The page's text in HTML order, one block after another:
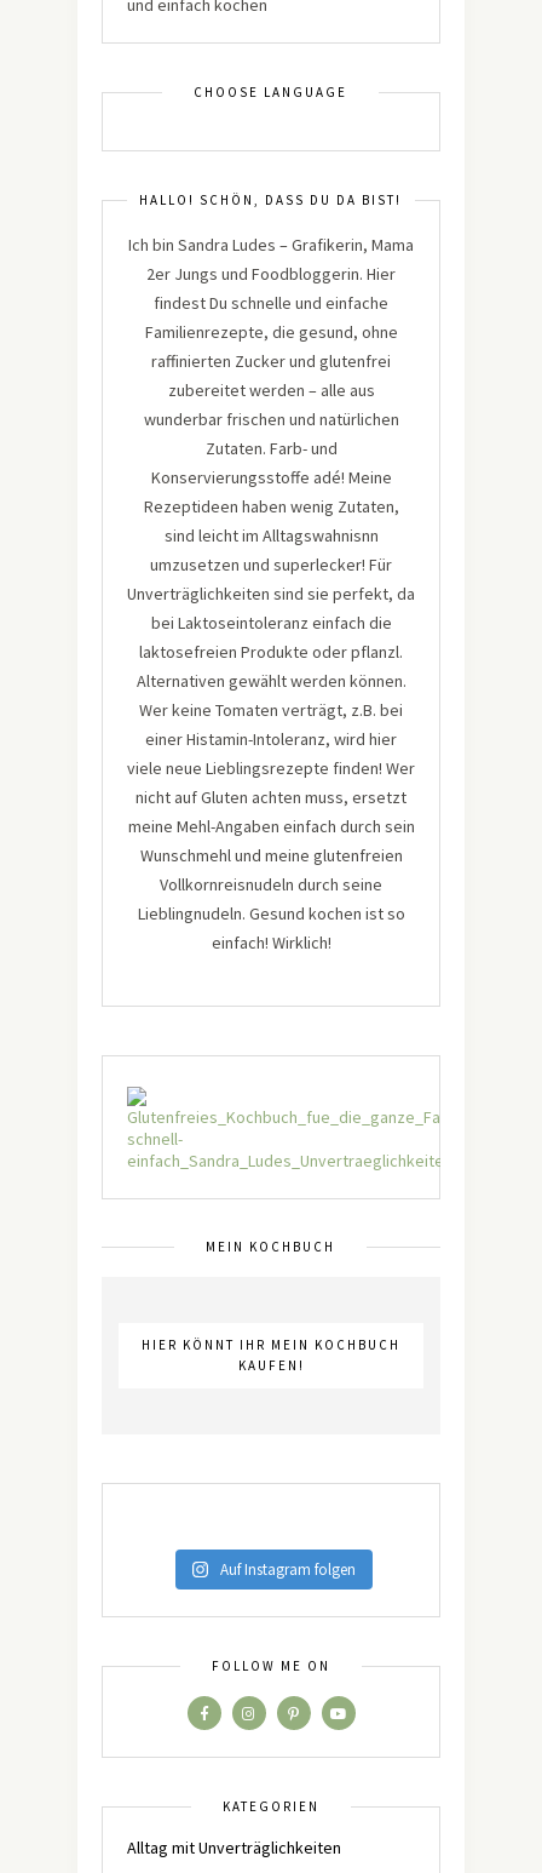
CHOOSE LANGUAGE
HALLO! SCHÖN, DASS DU DA BIST!
Ich bin Sandra Ludes – Grafikerin, Mama
2er Jungs und Foodbloggerin. Hier
findest Du schnelle und einfache
Familienrezepte, die gesund, ohne
raffinierten Zucker und glutenfrei
zubereitet werden – alle aus
wunderbar frischen und natürlichen
Zutaten. Farb- und
Konservierungsstoffe adé! Meine
Rezeptideen haben wenig Zutaten,
sind leicht im Alltagswahnisnn
umzusetzen und superlecker! Für
Unverträglichkeiten sind sie perfekt, da
bei Laktoseintoleranz einfach die
laktosefreien Produkte oder pflanzl.
Alternativen gewählt werden können.
Wer keine Tomaten verträgt, z.B. bei
einer Histamin-Intoleranz, wird hier
viele neue Lieblingsrezepte finden! Wer
nicht auf Gluten achten muss, ersetzt
meine Mehl-Angaben einfach durch sein
Wunschmehl und meine glutenfreien
Vollkornreisnudeln durch seine
Lieblingnudeln. Gesund kochen ist so
einfach! Wirklich!
MEIN KOCHBUCH
HIER KÖNNT IHR MEIN KOCHBUCH
KAUFEN!
Auf Instagram folgen
FOLLOW ME ON
KATEGORIEN
Alltag mit Unverträglichkeiten